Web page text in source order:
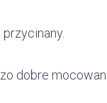
dobre